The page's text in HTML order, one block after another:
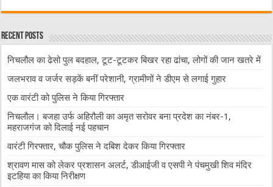
Recent Posts
निचलौल का ढेसो पुल बदहाल, टूट-टूटकर बिखर रहा ढांचा, लोगों की जान खतरे में
जलभराव व जर्जर सड़कें बनीं परेशानी, ग्रामीणों ने डीएम से लगाई गुहार
एक वारंटी को पुलिस ने किया गिरफ्तार
निचलौल। बजहा उर्फ अहिरौली का अमृत सरोवर बना प्रदेश का नंबर-1,
महराजगंज को दिलाई नई पहचान
वारंटी गिरफ्तार, चौक पुलिस ने दबिश देकर किया गिरफ्तार
श्रावण मास को लेकर प्रशासन अलर्ट, डीआईजी व एसपी ने पंचमुखी शिव मंदिर
इटहिया का किया निरीक्षण